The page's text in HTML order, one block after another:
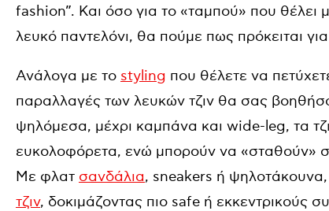
fashion”. Και όσο για το «ταμπού» που θέλει
λευκό παντελόνι, θα πούμε πως πρόκειται
Ανάλογα με το styling που θέλετε να
παραλλαγές των λευκών τζιν θα σας
ψηλόμεσα, μέχρι καμπάνα και wide-leg, τα
ευκολοφόρετα, ενώ μπορούν να «σταθούν»
Με φλατ σανδάλια, sneakers ή ψηλοτάκουνα,
τζιν, δοκιμάζοντας πιο safe ή εκκεντρικούς